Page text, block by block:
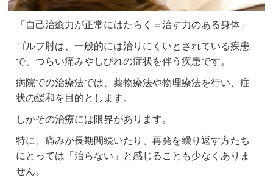
「自己治癒力が正常にはたらく＝治す力のある身体」
ゴルフ肘は、一般的には治りにくいとされている疾患
で、つらい痛みやしびれの症状を伴う疾患です。
病院での治療法では、薬物療法や物理療法を行い、症
状の緩和を目的とします。
しかその治療には限界があります。
特に、痛みが長期間続いたり、再発を繰り返す方たち
にとっては「治らない」と感じることも少なくありま
せん。